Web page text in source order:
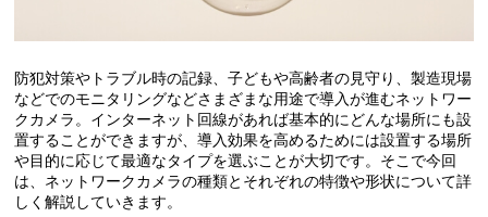
防犯対策やトラブル時の記録、子どもや高齢者の見守り、製造現場
などでのモニタリングなどさまざまな用途で導入が進むネットワー
クカメラ。インターネット回線があれば基本的にどんな場所にも設
置することができますが、導入効果を高めるためには設置する場所
や目的に応じて最適なタイプを選ぶことが大切です。そこで今回
は、ネットワークカメラの種類とそれぞれの特徴や形状について詳
しく解説していきます。